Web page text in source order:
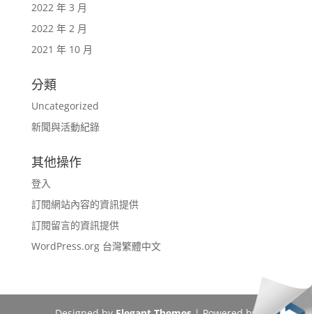
2022 年 3 月
2022 年 2 月
2021 年 10 月
分類
Uncategorized
新聞與活動紀錄
其他操作
登入
訂閱網站內容的資訊提供
訂閱留言的資訊提供
WordPress.org 台灣繁體中文